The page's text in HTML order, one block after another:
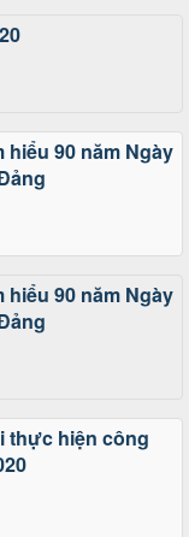
hiểu 90 năm Ngày
hiểu 90 năm Ngày
thực hiện công